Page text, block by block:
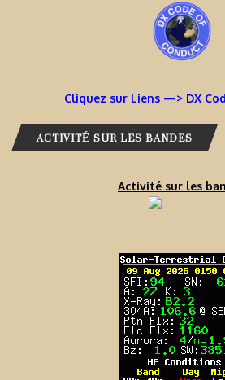
Cliquez sur Liens —> DX
ACTIVITÉ SUR LES BANDES
Activité sur les